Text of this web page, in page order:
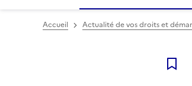
Accueil Actualité de vos droits et